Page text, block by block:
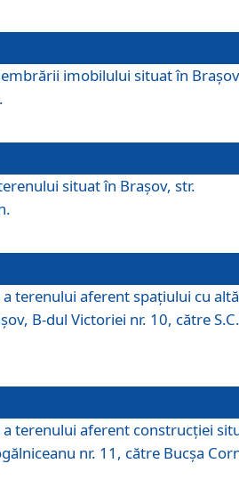
imobilului situat în
situat în Braşov, str.
terenului aferent spaţiului cu altă
B-dul Victoriei nr. 10, către S.C.
a terenului aferent construcţiei
nr. 11, către Bucşa